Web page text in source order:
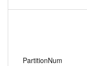
PartitionNum